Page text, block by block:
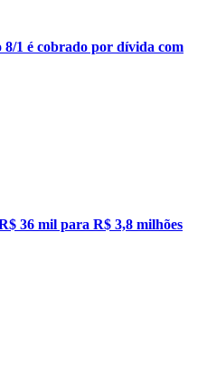
1 é cobrado por dívida com
36 mil para R$ 3,8 milhões